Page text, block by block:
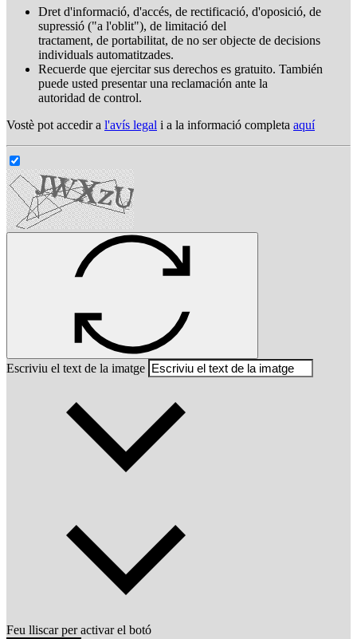
Dret d'informació, d'accés, de rectificació, d'oposició, de
supressió ("a l'oblit"), de limitació del
tractament, de portabilitat, de no ser objecte de decisions
individuals automatitzades.
Recuerde que ejercitar sus derechos es gratuito. También
puede usted presentar una reclamación ante la
autoridad de control.
Vostè pot accedir a l'avís legal i a la informació completa aquí
Escriviu el text de la imatge
Feu lliscar per activar el botó